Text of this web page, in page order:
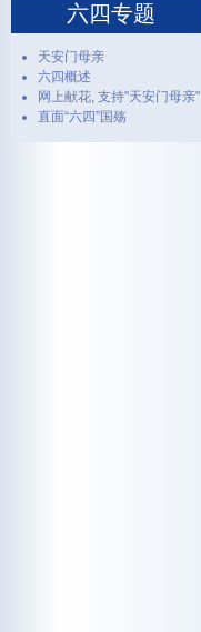
六四专题
天安门母亲
六四概述
网上献花, 支持"天安门母亲"
直面“六四”国殇